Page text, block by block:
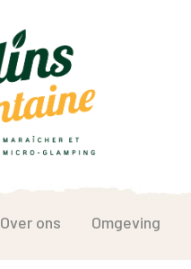
Over ons Omgeving